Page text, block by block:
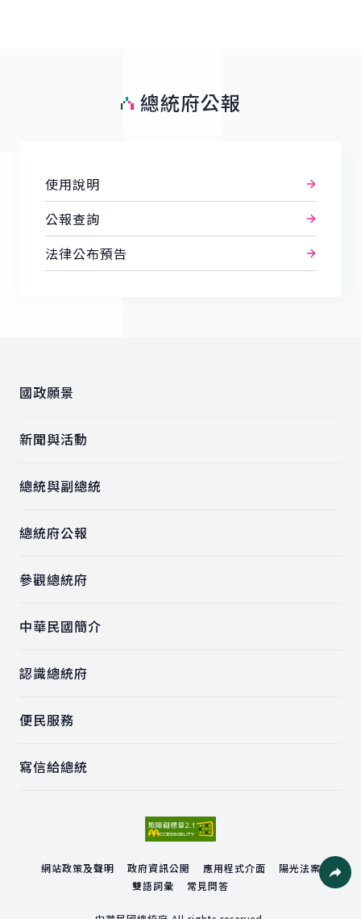
總統府公報
使用說明
公報查詢
法律公布預告
國政願景
新聞與活動
總統與副總統
總統府公報
參觀總統府
中華民國簡介
認識總統府
便民服務
寫信給總統
網站政策及聲明 政府資訊公開 應用程式介面
陽光法案
雙語詞彙
常見問答